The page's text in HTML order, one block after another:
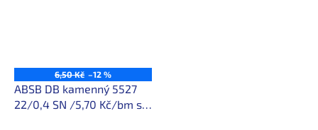
6,50 Kč –12 %
ABSB DB kamenný 5527
22/0,4 SN /5,70 Kč/bm s